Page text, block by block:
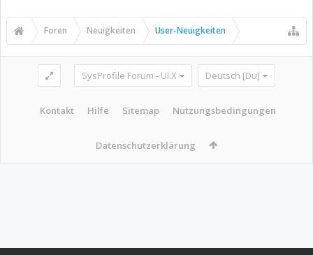
Foren Neuigkeiten User-Neuigkeiten
SysProfile Forum - UI.X Deutsch [Du]
Kontakt Hilfe Sitemap Nutzungsbedingungen
Datenschutzerklärung